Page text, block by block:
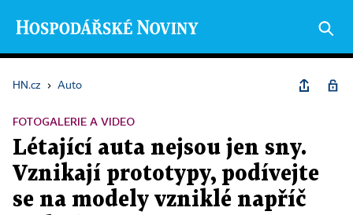
HN.cz › Auto
FOTOGALERIE A VIDEO
Létající auta nejsou jen sny.
Vznikají prototypy, podívejte
se na modely vzniklé napříč